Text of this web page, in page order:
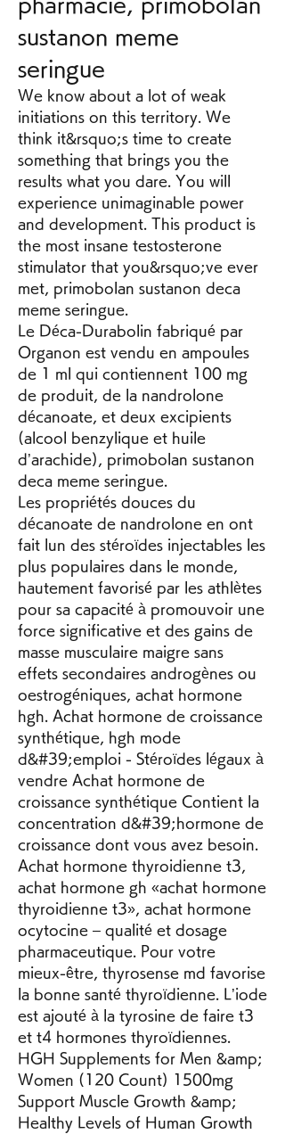
pharmacie, primobolan
sustanon meme
seringue
We know about a lot of weak
initiations on this territory. We
think it&rsquo;s time to create
something that brings you the
results what you dare. You will
experience unimaginable power
and development. This product is
the most insane testosterone
stimulator that you&rsquo;ve ever
met, primobolan sustanon deca
meme seringue.
Le Déca-Durabolin fabriqué par
Organon est vendu en ampoules
de 1 ml qui contiennent 100 mg
de produit, de la nandrolone
décanoate, et deux excipients
(alcool benzylique et huile
d’arachide), primobolan sustanon
deca meme seringue.
Les propriétés douces du
décanoate de nandrolone en ont
fait lun des stéroïdes injectables les
plus populaires dans le monde,
hautement favorisé par les athlètes
pour sa capacité à promouvoir une
force significative et des gains de
masse musculaire maigre sans
effets secondaires androgènes ou
oestrogéniques, achat hormone
hgh. Achat hormone de croissance
synthétique, hgh mode
d&#39;emploi - Stéroïdes légaux à
vendre Achat hormone de
croissance synthétique Contient la
concentration d&#39;hormone de
croissance dont vous avez besoin.
Achat hormone thyroidienne t3,
achat hormone gh «achat hormone
thyroidienne t3», achat hormone
ocytocine – qualité et dosage
pharmaceutique. Pour votre
mieux-être, thyrosense md favorise
la bonne santé thyroïdienne. L’iode
est ajouté à la tyrosine de faire t3
et t4 hormones thyroïdiennes.
HGH Supplements for Men &amp;
Women (120 Count) 1500mg
Support Muscle Growth &amp;
Healthy Levels of Human Growth